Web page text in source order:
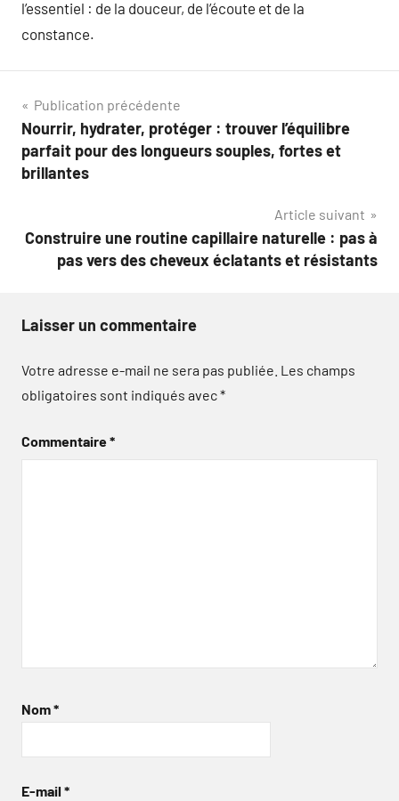
l’essentiel : de la douceur, de l’écoute et de la
constance.
Navigation
de
l’article
Publication précédente
Nourrir, hydrater, protéger : trouver l’équilibre
parfait pour des longueurs souples, fortes et
brillantes
Article suivant
Construire une routine capillaire naturelle : pas à
pas vers des cheveux éclatants et résistants
Laisser un commentaire
Votre adresse e-mail ne sera pas publiée. Les champs
obligatoires sont indiqués avec*
Commentaire*
Nom*
E-mail *